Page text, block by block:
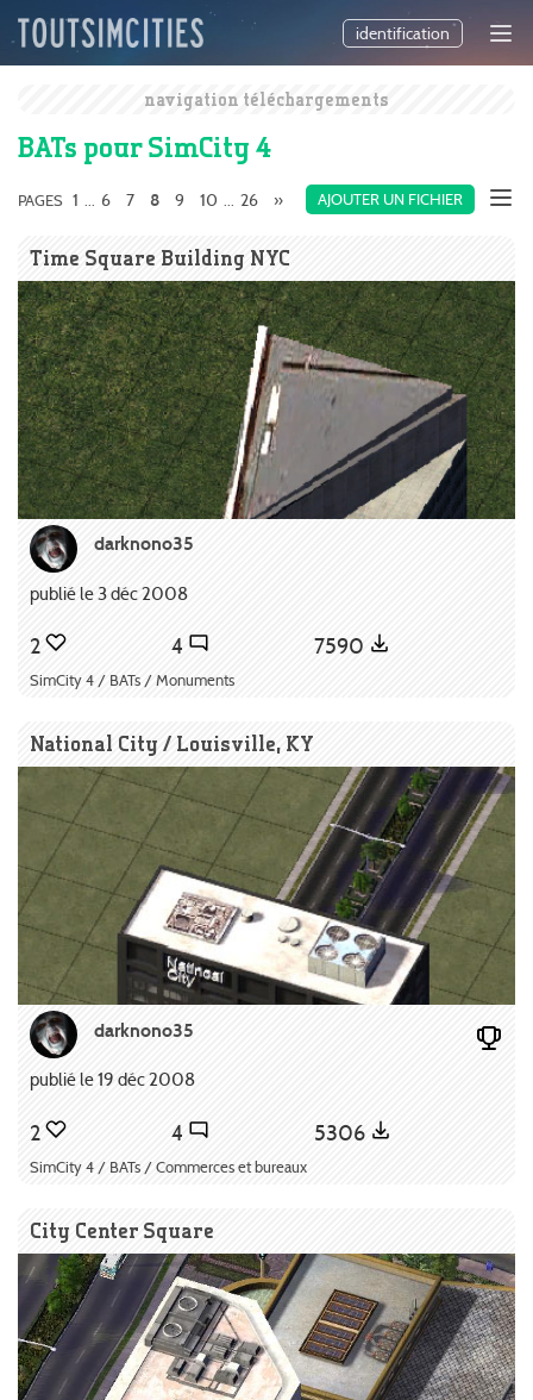
identification
navigation téléchargements
BATs pour SimCity 4
AJOUTER UN FICHIER
PAGES 1 ... 6 7 8 9 10 ... 26 »
Time Square Building NYC
darknono35
publié le 3 déc 2008
2 4 7590
SimCity 4 / BATs / Monuments
National City / Louisville, KY
darknono35
publié le 19 déc 2008
2 4 5306
SimCity 4 / BATs / Commerces et bureaux
City Center Square